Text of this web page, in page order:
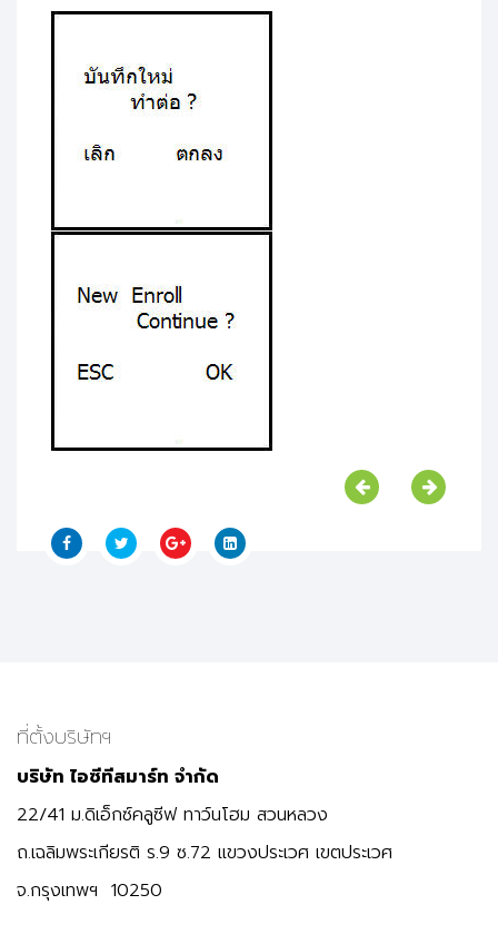
ที่ตั้งบริษัทฯ
บริษัท ไอซีทีสมาร์ท จำกัด
22/41 ม.ดิเอ็กซ์คลูซีฟ ทาว์นโฮม สวนหลวง
ถ.เฉลิมพระเกียรติ ร.9 ซ.72 แขวงประเวศ เขตประเวศ
จ.กรุงเทพฯ 10250